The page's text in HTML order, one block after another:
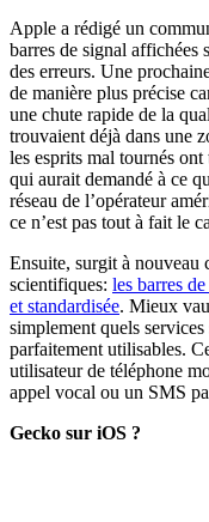
Apple a rédigé un
barres de signal affichées
des erreurs. Une
de manière plus précise
une chute rapide de la
trouvaient déjà dans une
les esprits mal tournés
qui aurait demandé à ce
réseau de l’opérateur
ce n’est pas tout à fait le
Ensuite, surgit à nouveau
scientifiques: les barres
et standardisée. Mieux
simplement quels
parfaitement utilisables.
utilisateur de téléphone
appel vocal ou un SMS
Gecko sur iOS ?